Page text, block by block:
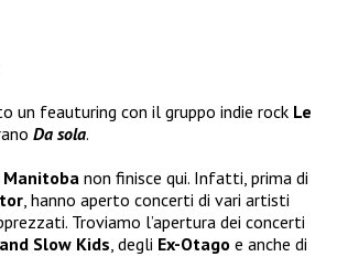
un feauturing con il gruppo indie rock Le
Da sola.
Manitoba non finisce qui. Infatti, prima di
, hanno aperto concerti di vari artisti
Troviamo l’apertura dei concerti
Slow Kids , degli Ex-Otago e anche di